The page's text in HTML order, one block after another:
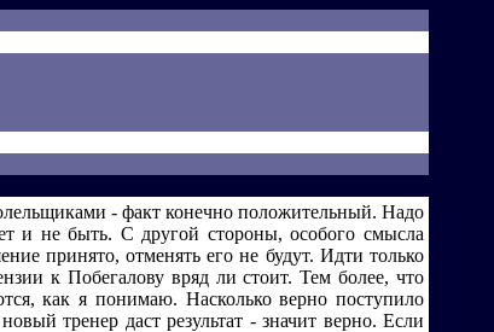
- факт конечно положительный. Надо
и не быть. С другой стороны, особого смысла
принято, отменять его не будут. Идти только
к Побегалову вряд ли стоит. Тем более, что
как я понимаю. Насколько верно поступило
тренер даст результат - значит верно. Если